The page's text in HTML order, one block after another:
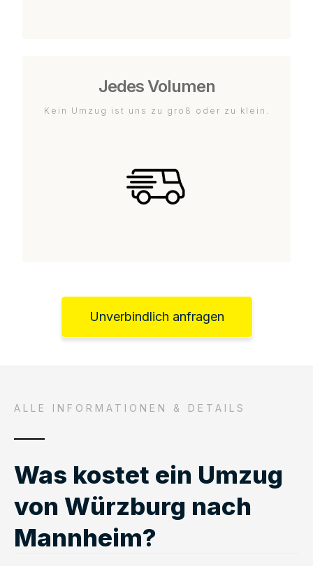
Jedes Volumen
Kein Umzug ist uns zu groß oder zu klein.
Unverbindlich anfragen
ALLE INFORMATIONEN & DETAILS
Was kostet ein Umzug
von Würzburg nach
Mannheim?